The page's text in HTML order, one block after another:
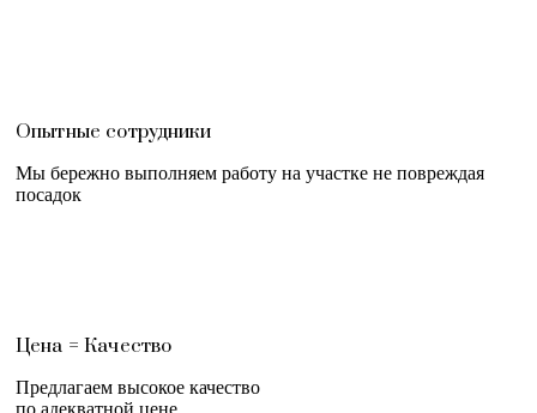
Опытные сотрудники
Мы бережно выполняем работу на участке не повреждая
посадок
Цена = Качество
Предлагаем высокое качество
по адекватной цене